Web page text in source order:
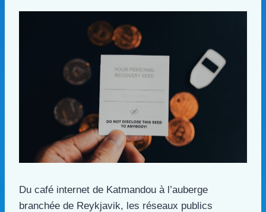
Du café internet de Katmandou à l’auberge
branchée de Reykjavik, les réseaux publics